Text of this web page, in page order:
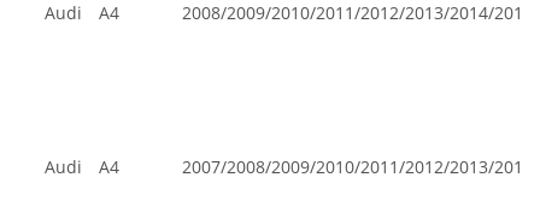
Audi A4 2008/2009/2010/2011/2012/2013/2014/2015
Audi A4 2007/2008/2009/2010/2011/2012/2013/